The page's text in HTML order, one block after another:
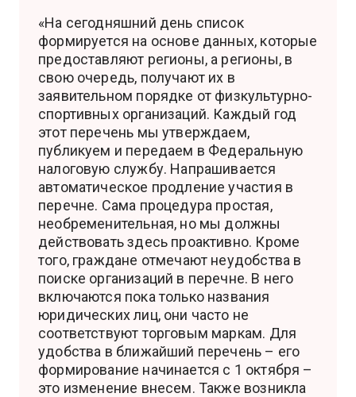
«На сегодняшний день список
формируется на основе данных, которые
предоставляют регионы, а регионы, в
свою очередь, получают их в
заявительном порядке от физкультурно-
спортивных организаций. Каждый год
этот перечень мы утверждаем,
публикуем и передаем в Федеральную
налоговую службу. Напрашивается
автоматическое продление участия в
перечне. Сама процедура простая,
необременительная, но мы должны
действовать здесь проактивно. Кроме
того, граждане отмечают неудобства в
поиске организаций в перечне. В него
включаются пока только названия
юридических лиц, они часто не
соответствуют торговым маркам. Для
удобства в ближайший перечень – его
формирование начинается с 1 октября –
это изменение внесем. Также возникла